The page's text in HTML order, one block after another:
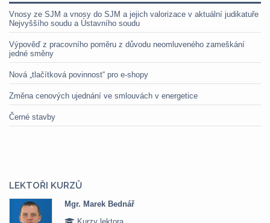
Vnosy ze SJM a vnosy do SJM a jejich valorizace v aktuální judikatuře
Nejvyššího soudu a Ústavního soudu
Výpověď z pracovního poměru z důvodu neomluveného zameškání
jedné směny
Nová „tlačítková povinnost“ pro e-shopy
Změna cenových ujednání ve smlouvách v energetice
Černé stavby
LEKTOŘI KURZŮ
Mgr. Marek Bednář